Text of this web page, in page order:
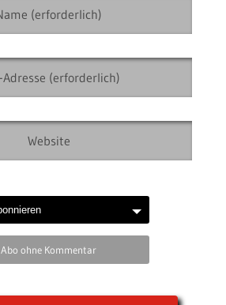
Abo ohne Kommentar